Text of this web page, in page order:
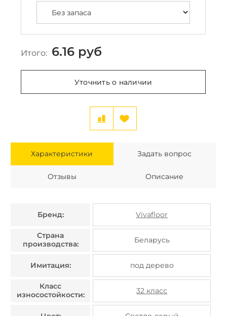
Итого: 6.16 руб
Уточнить о наличии
Характеристики Задать вопрос
Отзывы Описание
Бренд: Vivafloor
Страна
производства:
Беларусь
Имитация: под дерево
Класс
износостойкости:
32 класс